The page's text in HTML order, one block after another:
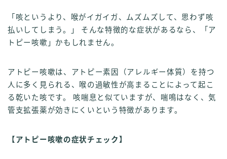
「咳というより、喉がイガイガ、ムズムズして、思わず咳
払いしてしまう。」 そんな特徴的な症状があるなら、「ア
トピー咳嗽」かもしれません。
アトピー咳嗽は、アトピー素因（アレルギー体質）を持つ
人に多く見られる、喉の過敏性が高まることによって起こ
る乾いた咳です。 咳喘息と似ていますが、喘鳴はなく、気
管支拡張薬が効きにくいという特徴があります。
【アトピー咳嗽の症状チェック】